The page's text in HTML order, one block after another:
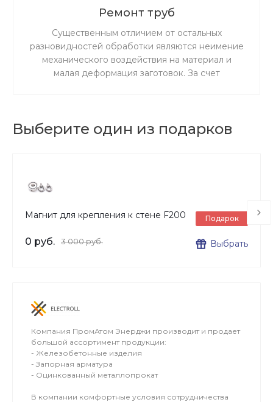
Ремонт труб
Существенным отличием от остальных
разновидностей обработки являются неимение
механического воздействия на материал и
малая деформация заготовок. За счет
Выберите один из подарков
Магнит для крепления к стене F200
0 руб. 3 000 руб.
Подарок
Выбрать
Компания ПромАтом Энерджи производит и продает
большой ассортимент продукции:
- Железобетонные изделия
- Запорная арматура
- Оцинкованный металлопрокат
В компании комфортные условия сотрудничества